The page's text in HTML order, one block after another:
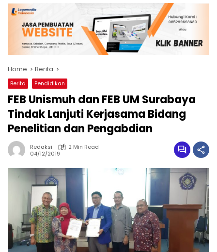
Home Berita
Berita Pendidikan
FEB Unismuh dan FEB UM Surabaya
Tindak Lanjuti Kerjasama Bidang
Penelitian dan Pengabdian
Redaksi
2 Min Read
04/12/2019